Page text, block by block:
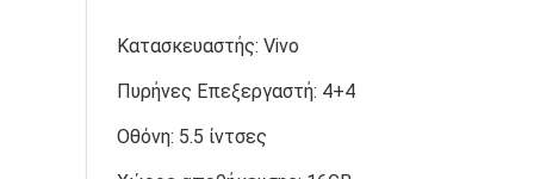
Κατασκευαστής: Vivo
Πυρήνες Επεξεργαστή: 4+4
Οθόνη: 5.5 ίντσες